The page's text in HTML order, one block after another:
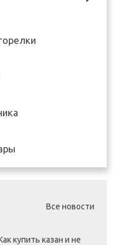
Все новости
купить казан и не